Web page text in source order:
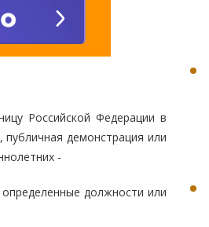
Российской Федерации в
публичная демонстрация или
-
должности или